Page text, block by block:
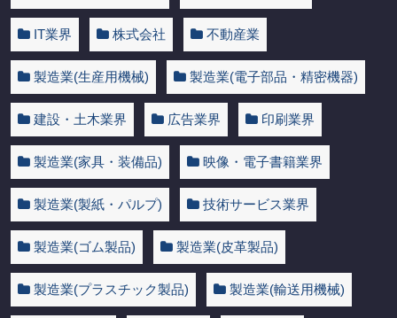
IT業界 株式会社 不動産業
製造業(生産用機械) 製造業(電子部品・精密機器)
建設・土木業界 広告業界 印刷業界
製造業(家具・装備品) 映像・電子書籍業界
製造業(製紙・パルプ) 技術サービス業界
製造業(ゴム製品) 製造業(皮革製品)
製造業(プラスチック製品) 製造業(輸送用機械)